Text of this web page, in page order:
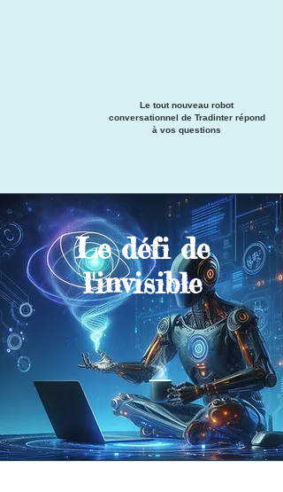
Le tout nouveau robot
conversationnel de Tradinter répond
à vos questions
Le défi de
l'invisible